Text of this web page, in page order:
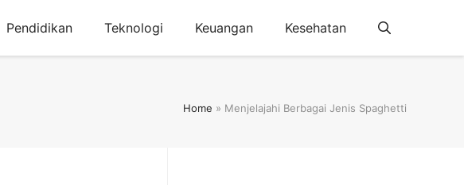
Pendidikan Teknologi Keuangan Kesehatan
Home » Menjelajahi Berbagai Jenis Spaghetti